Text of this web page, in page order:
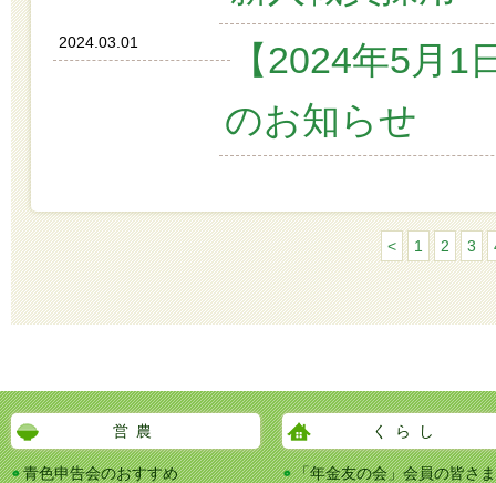
2024.03.01
【2024年5月
のお知らせ
< 1 2 3
営農
青色申告会のおすすめ
くらし
「年金友の会」会員の皆さ